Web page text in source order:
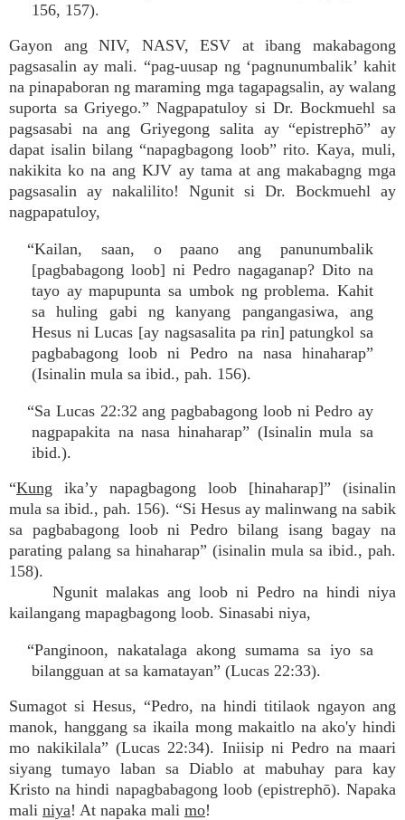
156, 157).
Gayon ang NIV, NASV, ESV at ibang makabagong
pagsasalin ay mali. “pag-uusap ng ‘pagnunumbalik’ kahit
na pinapaboran ng maraming mga tagapagsalin, ay walang
suporta sa Griyego.” Nagpapatuloy si Dr. Bockmuehl sa
pagsasabi na ang Griyegong salita ay “epistrephō” ay
dapat isalin bilang “napagbagong loob” rito. Kaya, muli,
nakikita ko na ang KJV ay tama at ang makabagng mga
pagsasalin ay nakalilito! Ngunit si Dr. Bockmuehl ay
nagpapatuloy,
“Kailan, saan, o paano ang panunumbalik
[pagbabagong loob] ni Pedro nagaganap? Dito na
tayo ay mapupunta sa umbok ng problema. Kahit
sa huling gabi ng kanyang pangangasiwa, ang
Hesus ni Lucas [ay nagsasalita pa rin] patungkol sa
pagbabagong loob ni Pedro na nasa hinaharap”
(Isinalin mula sa ibid., pah. 156).
“Sa Lucas 22:32 ang pagbabagong loob ni Pedro ay
nagpapakita na nasa hinaharap” (Isinalin mula sa
ibid.).
“Kung ika’y napagbagong loob [hinaharap]” (isinalin
mula sa ibid., pah. 156). “Si Hesus ay malinwang na sabik
sa pagbabagong loob ni Pedro bilang isang bagay na
parating palang sa hinaharap” (isinalin mula sa ibid., pah.
158).
Ngunit malakas ang loob ni Pedro na hindi niya
kailangang mapagbagong loob. Sinasabi niya,
“Panginoon, nakatalaga akong sumama sa iyo sa
bilangguan at sa kamatayan” (Lucas 22:33).
Sumagot si Hesus, “Pedro, na hindi titilaok ngayon ang
manok, hanggang sa ikaila mong makaitlo na ako'y hindi
mo nakikilala” (Lucas 22:34). Iniisip ni Pedro na maari
siyang tumayo laban sa Diablo at mabuhay para kay
Kristo na hindi napagbabagong loob (epistrephō). Napaka
mali niya! At napaka mali mo!